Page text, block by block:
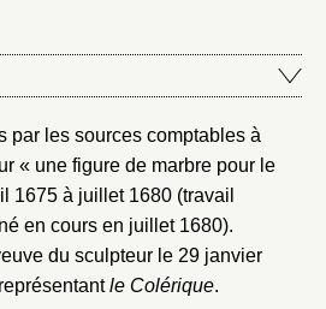
par les sources comptables à
« une figure de marbre pour le
1675 à juillet 1680 (travail
en cours en juillet 1680).
du sculpteur le 29 janvier
le Colérique.